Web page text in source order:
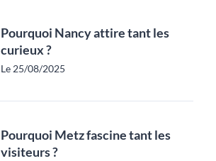
Pourquoi Nancy attire tant les
curieux ?
Le 25/08/2025
Pourquoi Metz fascine tant les
visiteurs ?